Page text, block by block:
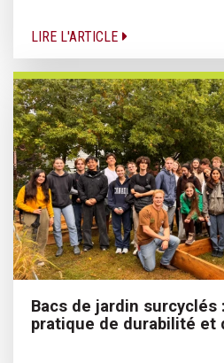
LIRE L'ARTICLE
Bacs de jardin surcyclés
pratique de durabilité et